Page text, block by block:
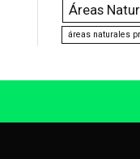
Áreas
áreas naturales